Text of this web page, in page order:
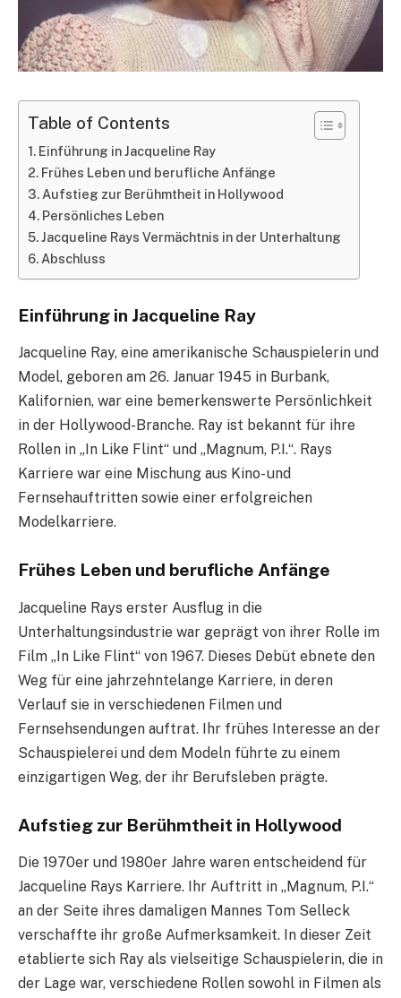
Table of Contents
Einführung in Jacqueline Ray
Frühes Leben und berufliche Anfänge
Aufstieg zur Berühmtheit in Hollywood
Persönliches Leben
Jacqueline Rays Vermächtnis in der Unterhaltung
Abschluss
Einführung in Jacqueline Ray
Jacqueline Ray, eine amerikanische Schauspielerin und
Model, geboren am 26. Januar 1945 in Burbank,
Kalifornien, war eine bemerkenswerte Persönlichkeit
in der Hollywood-Branche. Ray ist bekannt für ihre
Rollen in „In Like Flint“ und „Magnum, P.I.“. Rays
Karriere war eine Mischung aus Kino- und
Fernsehauftritten sowie einer erfolgreichen
Modelkarriere.
Frühes Leben und berufliche Anfänge
Jacqueline Rays erster Ausflug in die
Unterhaltungsindustrie war geprägt von ihrer Rolle im
Film „In Like Flint“ von 1967. Dieses Debüt ebnete den
Weg für eine jahrzehntelange Karriere, in deren
Verlauf sie in verschiedenen Filmen und
Fernsehsendungen auftrat. Ihr frühes Interesse an der
Schauspielerei und dem Modeln führte zu einem
einzigartigen Weg, der ihr Berufsleben prägte.
Aufstieg zur Berühmtheit in Hollywood
Die 1970er und 1980er Jahre waren entscheidend für
Jacqueline Rays Karriere. Ihr Auftritt in „Magnum, P.I.“
an der Seite ihres damaligen Mannes Tom Selleck
verschaffte ihr große Aufmerksamkeit. In dieser Zeit
etablierte sich Ray als vielseitige Schauspielerin, die in
der Lage war, verschiedene Rollen sowohl in Filmen als